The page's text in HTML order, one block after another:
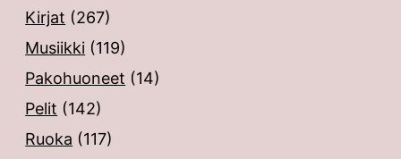
Kirjat (267)
Musiikki (119)
Pakohuoneet (14)
Pelit (142)
Ruoka (117)